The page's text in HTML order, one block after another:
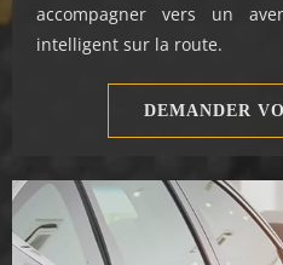
accompagner vers un
intelligent sur la route.
DEMANDER